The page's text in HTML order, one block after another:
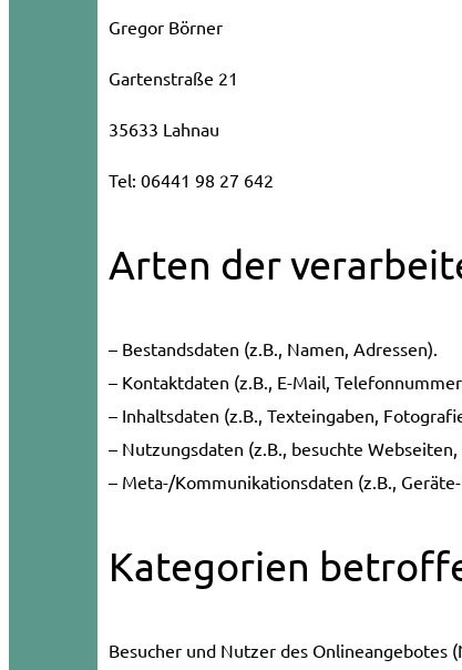
Gregor Börner
Gartenstraße 21
35633 Lahnau
Tel: 06441 98 27 642
Arten der
– Bestandsdaten (z.B., Namen, Adressen).
– Kontaktdaten (z.B., E-Mail,
– Inhaltsdaten (z.B., Texteingaben,
– Nutzungsdaten (z.B., besuchte
– Meta-/Kommunikationsdaten (z.B.,
Kategorien
Besucher und Nutzer des